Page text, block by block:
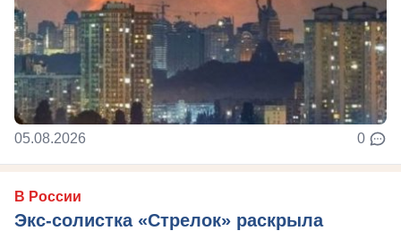
05.08.2026 0
В России
Экс-солистка «Стрелок» раскрыла